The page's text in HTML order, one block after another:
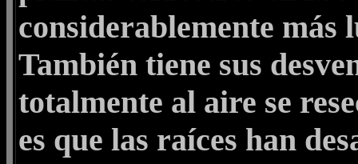
considerablemente más
También tiene sus
totalmente al aire se
es que las raíces han